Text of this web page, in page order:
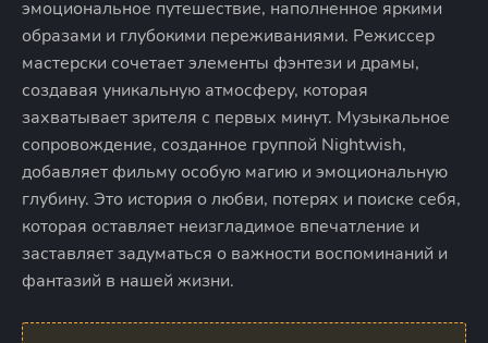
эмоциональное путешествие, наполненное яркими
образами и глубокими переживаниями. Режиссер
мастерски сочетает элементы фэнтези и драмы,
создавая уникальную атмосферу, которая
захватывает зрителя с первых минут. Музыкальное
сопровождение, созданное группой Nightwish,
добавляет фильму особую магию и эмоциональную
глубину. Это история о любви, потерях и поиске себя,
которая оставляет неизгладимое впечатление и
заставляет задуматься о важности воспоминаний и
фантазий в нашей жизни.